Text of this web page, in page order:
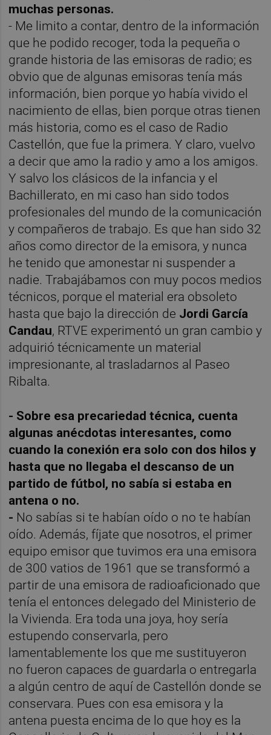
muchas personas.
- Me limito a contar, dentro de la información
que he podido recoger, toda la pequeña o
grande historia de las emisoras de radio; es
obvio que de algunas emisoras tenía más
información, bien porque yo había vivido el
nacimiento de ellas, bien porque otras tienen
más historia, como es el caso de Radio
Castellón, que fue la primera. Y claro, vuelvo
a decir que amo la radio y amo a los amigos.
Y salvo los clásicos de la infancia y el
Bachillerato, en mi caso han sido todos
profesionales del mundo de la comunicación
y compañeros de trabajo. Es que han sido 32
años como director de la emisora, y nunca
he tenido que amonestar ni suspender a
nadie. Trabajábamos con muy pocos medios
técnicos, porque el material era obsoleto
hasta que bajo la dirección de Jordi García
Candau, RTVE experimentó un gran cambio y
adquirió técnicamente un material
impresionante, al trasladarnos al Paseo
Ribalta.
- Sobre esa precariedad técnica, cuenta
algunas anécdotas interesantes, como
cuando la conexión era solo con dos hilos y
hasta que no llegaba el descanso de un
partido de fútbol, no sabía si estaba en
antena o no.
- No sabías si te habían oído o no te habían
oído. Además, fíjate que nosotros, el primer
equipo emisor que tuvimos era una emisora
de 300 vatios de 1961 que se transformó a
partir de una emisora de radioaficionado que
tenía el entonces delegado del Ministerio de
la Vivienda. Era toda una joya, hoy sería
estupendo conservarla, pero
lamentablemente los que me sustituyeron
no fueron capaces de guardarla o entregarla
a algún centro de aquí de Castellón donde se
conservara. Pues con esa emisora y la
antena puesta encima de lo que hoy es la